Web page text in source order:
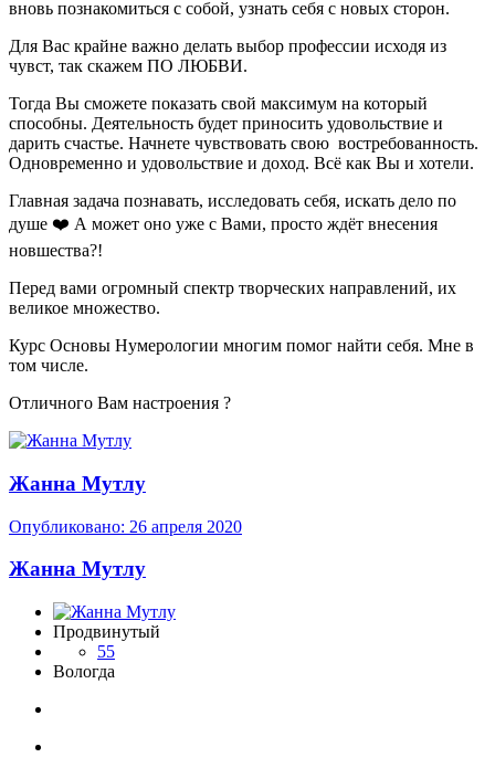
вновь познакомиться с собой, узнать себя с новых сторон.
Для Вас крайне важно делать выбор профессии исходя из
чувст, так скажем ПО ЛЮБВИ.
Тогда Вы сможете показать свой максимум на который
способны. Деятельность будет приносить удовольствие и
дарить счастье. Начнете чувствовать свою востребованность.
Одновременно и удовольствие и доход. Всё как Вы и хотели.
Главная задача познавать, исследовать себя, искать дело по
душе ❤️ А может оно уже с Вами, просто ждёт внесения
новшества?!
Перед вами огромный спектр творческих направлений, их
великое множество.
Курс Основы Нумерологии многим помог найти себя. Мне в
том числе.
Отличного Вам настроения ?
Жанна Мутлу
Опубликовано: 26 апреля 2020
Жанна Мутлу
Продвинутый
55
Вологда